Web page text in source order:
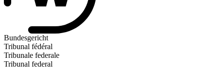
Bundesgericht
Tribunal fédéral
Tribunale federale
Tribunal federal